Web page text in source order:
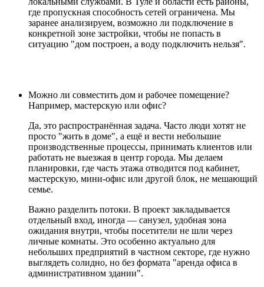
где пропускная способность сетей ограничена. Мы
заранее анализируем, возможно ли подключение в
конкретной зоне застройки, чтобы не попасть в
ситуацию "дом построен, а воду подключить нельзя".
Можно ли совместить дом и рабочее помещение?
Например, мастерскую или офис?
Да, это распространённая задача. Часто люди хотят не
просто "жить в доме", а ещё и вести небольшие
производственные процессы, принимать клиентов или
работать не выезжая в центр города. Мы делаем
планировки, где часть этажа отводится под кабинет,
мастерскую, мини-офис или другой блок, не мешающий
семье.
Важно разделить потоки. В проект закладывается
отдельный вход, иногда — санузел, удобная зона
ожидания внутри, чтобы посетители не шли через
личные комнаты. Это особенно актуально для
небольших предприятий в частном секторе, где нужно
выглядеть солидно, но без формата "аренда офиса в
административном здании".